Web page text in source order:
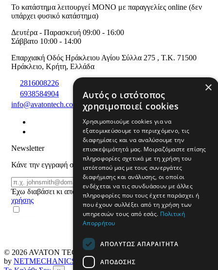
Το κατάστημα λειτουργεί ΜΟΝΟ με παραγγελίες online (δεν
υπάρχει φυσικό κατάστημα)
Δευτέρα - Παρασκευή 09:00 - 16:00
Σάββατο 10:00 - 14:00
Επαρχιακή Οδός Ηράκλειου Αγίου Σύλλα 275 , T.K. 71500
Ηράκλειο, Κρήτη, Ελλάδα
2816008226
6938584904
info@avatontech.com
Newsletter
Κάνε την εγγραφή σου και μάθε για προϊόντα και προσφορές
Email
ΕΓΓΡΑΦΗ
Έχω διαβάσει κι αποδέχομαι τους
όρους
χρήσης
© 2026 AVATON TECH
All rights reserved Designed & developed
by NETMECHANICS
×
Αυτός ο ιστότοπος
χρησιμοποιεί cookies
Χρησιμοποιούμε cookies για να
εξατομικεύσουμε το περιεχόμενο, τις
διαφημίσεις και να αναλύσουμε την
επισκεψιμότητά μας. Μοιραζόμαστε επίσης
πληροφορίες σχετικά με τη χρήση του
ιστότοπού μας με τους συνεργάτες
διαφήμισης και ανάλυσης, οι οποίοι
ενδέχεται να τις συνδυάσουν με άλλες
πληροφορίες που τους έχετε παράσχει ή
που έχουν συλλέξει από τη χρήση των
υπηρεσιών τους από εσάς. Πολιτική
Απορρήτου
ΑΠΟΛΎΤΩΣ ΑΠΑΡΑΊΤΗΤΑ
ΑΠΌΔΟΣΗΣ